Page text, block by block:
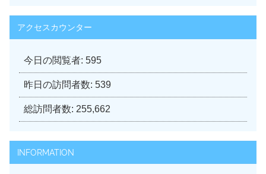
アクセスカウンター
今日の閲覧者: 595
昨日の訪問者数: 539
総訪問者数: 255,662
INFORMATION